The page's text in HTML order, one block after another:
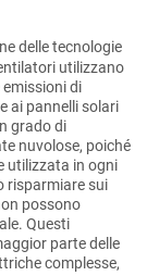
delle tecnologie
utilizzano
di
ai pannelli solari
grado di
nuvolose, poiché
utilizzata in ogni
risparmiare sui
possono
Questi
parte delle
complesse,